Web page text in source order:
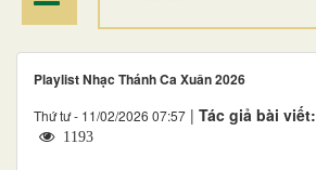
Playlist Nhạc Thánh Ca Xuân 2026
Thứ tư - 11/02/2026 07:57 | Tác giả bài viết:
1193